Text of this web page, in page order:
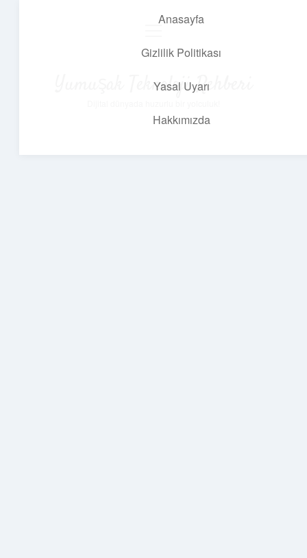
Anasayfa
Gizlilik Politikası
Yasal Uyarı
Hakkımızda
Yumuşak Teknoloji Rehberi